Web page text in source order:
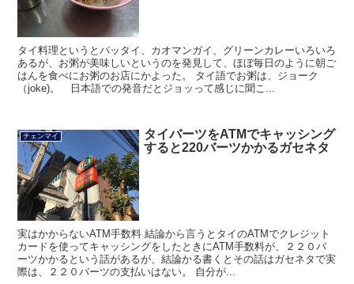
タイ料理というとパッタイ、カオマンガイ、グリーンカレーいろいろ
あるが、お粥が美味しいというのを発見して、ほぼ毎日のように朝ご
はんを食べにお粥のお店にかよった。 タイ語でお粥は、ジョーク
（joke)。 日本語での発音だとジョッって感じに聞こ...
チェンマイ
タイバーツをATMでキャッシング
すると220バーツかかるガセネタ
実はかからないATM手数料 結論から言うとタイのATMでクレジット
カードを使ってキャッシングをしたときにATM手数料が、２２０バ
ーツかかるという話があるが、結論かる書くとその話はガセネタで実
際は、２２０バーツの支払いはない。 自分が...